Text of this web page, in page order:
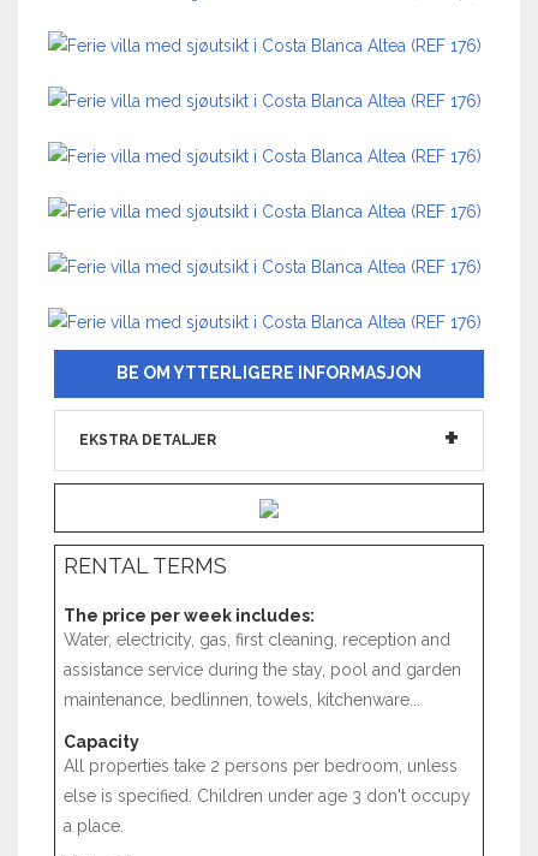
BE OM YTTERLIGERE INFORMASJON
EKSTRA DETALJER
RENTAL TERMS
The price per week includes:
Water, electricity, gas, first cleaning, reception and
assistance service during the stay, pool and garden
maintenance, bedlinnen, towels, kitchenware...
Capacity
All properties take 2 persons per bedroom, unless
else is specified. Children under age 3 don't occupy
a place.